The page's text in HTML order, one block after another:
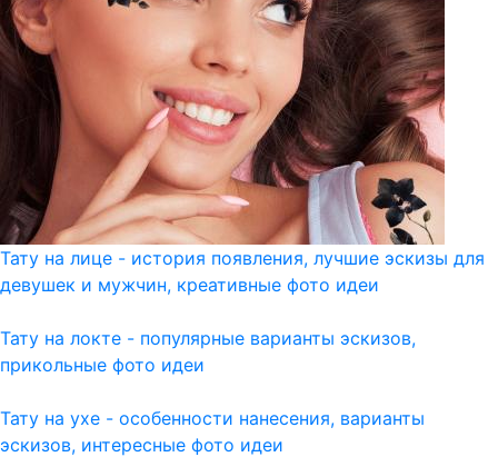
Тату на лице - история появления, лучшие эскизы для
девушек и мужчин, креативные фото идеи
Тату на локте - популярные варианты эскизов,
прикольные фото идеи
Тату на ухе - особенности нанесения, варианты
эскизов, интересные фото идеи